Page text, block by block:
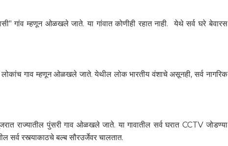
गांव म्हणून ओळखले जाते. या गांवात कोणीही रहात नाही. येथे सर्व घरे बेवारस
लोकांच गाव म्हणून ओळखले जाते. येथील लोक भारतीय वंशाचे असूनही, सर्व नागरिक
राज्यातील पुंसरी गाव ओळखले जाते. या गावातील सर्व घरात CCTV जोडण्या
रस्त्याकाठचे बल्ब सौरउर्जेवर चालतात.